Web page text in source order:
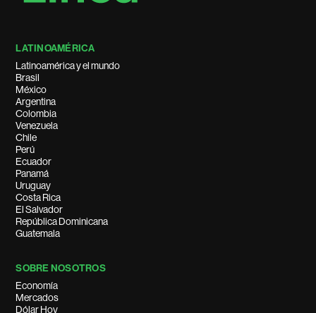
LATINOAMÉRICA
Latinoamérica y el mundo
Brasil
México
Argentina
Colombia
Venezuela
Chile
Perú
Ecuador
Panamá
Uruguay
Costa Rica
El Salvador
República Dominicana
Guatemala
SOBRE NOSOTROS
Economía
Mercados
Dólar Hoy